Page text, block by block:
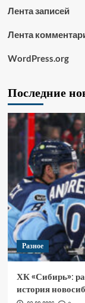
Лента записей
Лента
WordPress.org
Последние
Разное
ХК «Сибирь»:
история